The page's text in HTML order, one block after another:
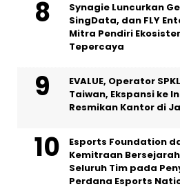
Synagie Luncurkan
SingData, dan FLY
Mitra Pendiri
Tepercaya
EVALUE, Operator
Taiwan, Ekspansi ke
Resmikan Kantor di
Esports Foundation
Kemitraan
Seluruh Tim pada
Perdana Esports